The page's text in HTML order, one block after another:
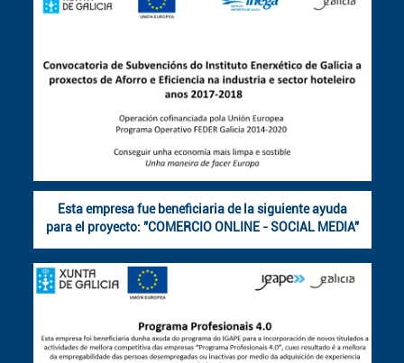
Esta empresa fue beneficiaria de la siguiente ayuda
para el proyecto: "COMERCIO ONLINE - SOCIAL MEDIA"